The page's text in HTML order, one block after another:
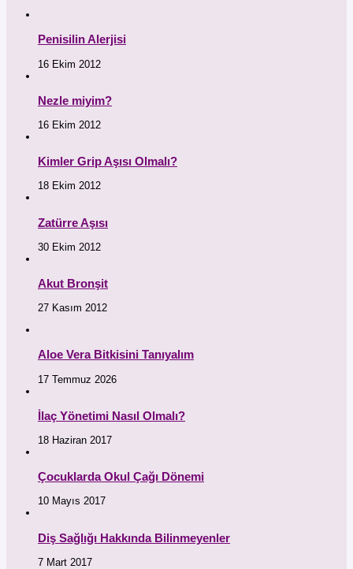
Penisilin Alerjisi
16 Ekim 2012
Nezle miyim?
16 Ekim 2012
Kimler Grip Aşısı Olmalı?
18 Ekim 2012
Zatürre Aşısı
30 Ekim 2012
Akut Bronşit
27 Kasım 2012
Aloe Vera Bitkisini Tanıyalım
17 Temmuz 2026
İlaç Yönetimi Nasıl Olmalı?
18 Haziran 2017
Çocuklarda Okul Çağı Dönemi
10 Mayıs 2017
Diş Sağlığı Hakkında Bilinmeyenler
7 Mart 2017